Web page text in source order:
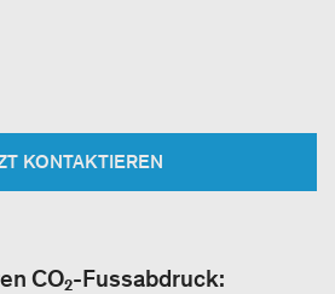
KONTAKTIEREN
CO₂-Fussabdruck: